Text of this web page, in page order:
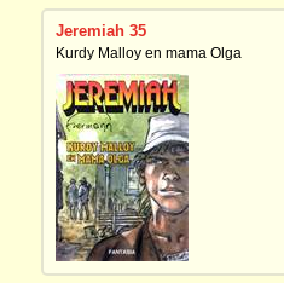
Jeremiah 35
Kurdy Malloy en mama Olga